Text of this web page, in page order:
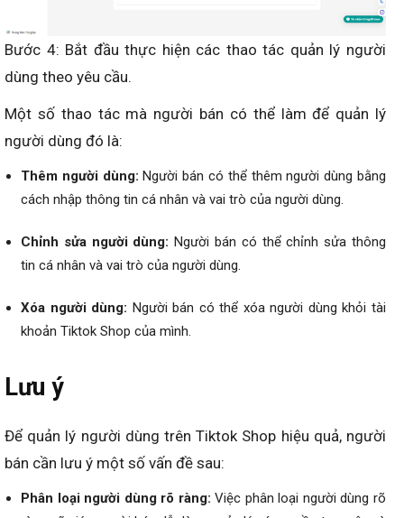
Bước 4: Bắt đầu thực hiện các thao tác quản lý người
dùng theo yêu cầu.
Một số thao tác mà người bán có thể làm để quản lý
người dùng đó là:
Thêm người dùng: Người bán có thể thêm người dùng bằng
cách nhập thông tin cá nhân và vai trò của người dùng.
Chỉnh sửa người dùng: Người bán có thể chỉnh sửa thông
tin cá nhân và vai trò của người dùng.
Xóa người dùng: Người bán có thể xóa người dùng khỏi tài
khoản Tiktok Shop của mình.
Lưu ý
Để quản lý người dùng trên Tiktok Shop hiệu quả, người
bán cần lưu ý một số vấn đề sau:
Phân loại người dùng rõ ràng: Việc phân loại người dùng rõ